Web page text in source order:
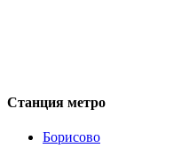
Станция метро
Борисово